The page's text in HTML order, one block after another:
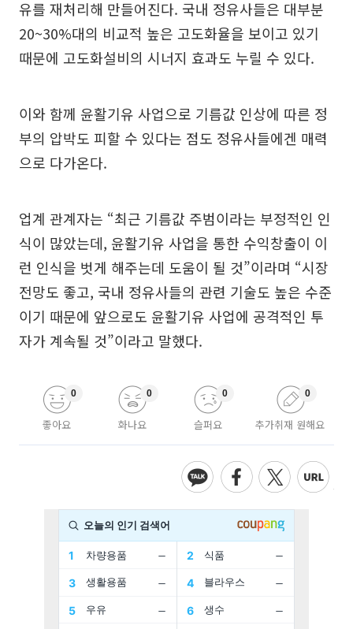
유를 재처리해 만들어진다. 국내 정유사들은 대부분
20~30%대의 비교적 높은 고도화율을 보이고 있기
때문에 고도화설비의 시너지 효과도 누릴 수 있다.
이와 함께 윤활기유 사업으로 기름값 인상에 따른 정
부의 압박도 피할 수 있다는 점도 정유사들에겐 매력
으로 다가온다.
업계 관계자는 “최근 기름값 주범이라는 부정적인 인
식이 많았는데, 윤활기유 사업을 통한 수익창출이 이
런 인식을 벗게 해주는데 도움이 될 것”이라며 “시장
전망도 좋고, 국내 정유사들의 관련 기술도 높은 수준
이기 때문에 앞으로도 윤활기유 사업에 공격적인 투
자가 계속될 것”이라고 말했다.
좋아요
0
화나요
0
슬퍼요
0
추가취재 원해요
0